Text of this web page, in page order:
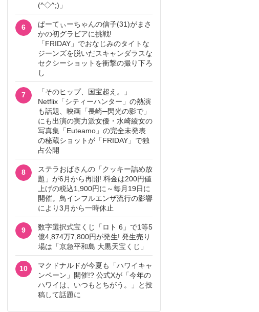
(^◇^;)」
6
ぱーてぃーちゃんの信子(31)がまさ
かの初グラビアに挑戦!
「FRIDAY」でおなじみのタイトな
ジーンズを脱いだスキャンダラスな
セクシーショットを衝撃の撮り下ろ
し
7
「そのヒップ、国宝超え。」
Netflix「シティーハンター」の熱演
も話題、映画「長崎─閃光の影で」
にも出演の実力派女優・水崎綾女の
写真集「Euteamo」の完全未発表
の秘蔵ショットが「FRIDAY」で独
占公開
8
ステラおばさんの「クッキー詰め放
題」が6月から再開! 料金は200円値
上げの税込1,900円に～毎月19日に
開催。鳥インフルエンザ流行の影響
により3月から一時休止
9
数字選択式宝くじ「ロト 6」で1等5
億4,874万7,800円が発生! 発生売り
場は「京急平和島 大黒天宝くじ」
10
マクドナルドが今夏も「ハワイキャ
ンペーン」開催!? 公式Xが「今年の
ハワイは、いつもとちがう。」と投
稿して話題に